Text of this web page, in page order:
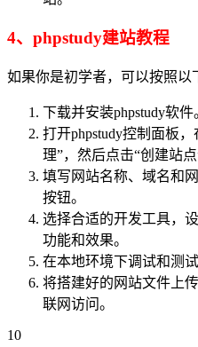
4、phpstudy建站教程
如果你是初学者，可以按照以
下载并安装phpstudy软件
打开phpstudy控制面板
理”，然后点击“创建站点
填写网站名称、域名和
按钮。
选择合适的开发工具，
功能和效果。
在本地环境下调试和测
将搭建好的网站文件上
联网访问。
10